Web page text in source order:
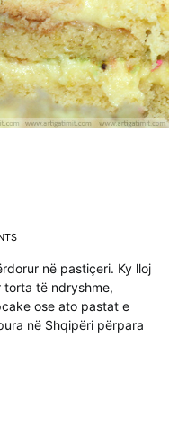
në pastiçeri. Ky lloj
të ndryshme,
ose ato pastat e
në Shqipëri përpara